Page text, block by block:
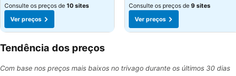
Consulte os preços de 10 sites
Ver preços
Consulte os preços de 9 sites
Ver preços
Tendência dos preços
Com base nos preços mais baixos no trivago durante os últimos 30 dias